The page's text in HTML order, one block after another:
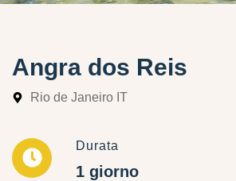
Angra dos Reis
Rio de Janeiro IT
Durata
1 giorno